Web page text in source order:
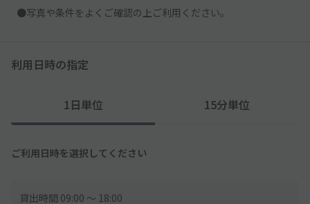
●写真や条件をよくご確認の上ご利用ください。
利用日時の指定
1日単位 15分単位
ご利用日時を選択してください
貸出時間 09:00 〜 18:00